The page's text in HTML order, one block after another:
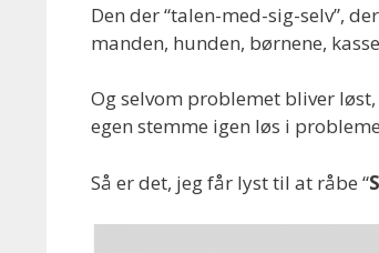
Den der “talen-med-sig-selv”,
manden, hunden, børnene,
Og selvom problemet bliver
egen stemme igen løs i
Så er det, jeg får lyst til at råbe “